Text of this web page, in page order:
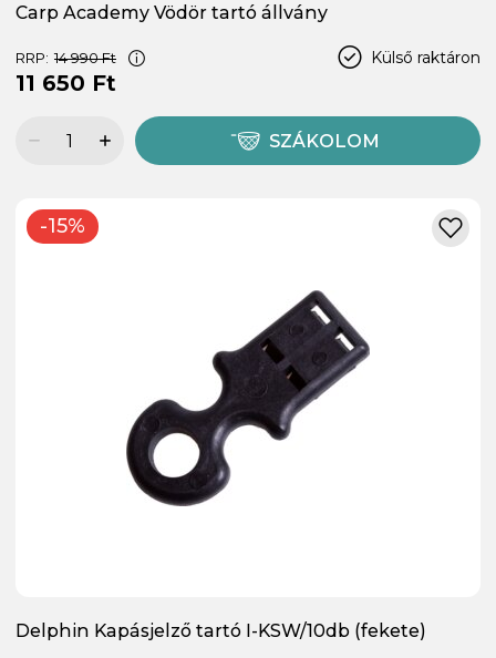
Carp Academy Vödör tartó állvány
Külső raktáron
RRP: 14 990 Ft
11 650 Ft
SZÁKOLOM
-15%
Delphin Kapásjelző tartó I-KSW/10db (fekete)